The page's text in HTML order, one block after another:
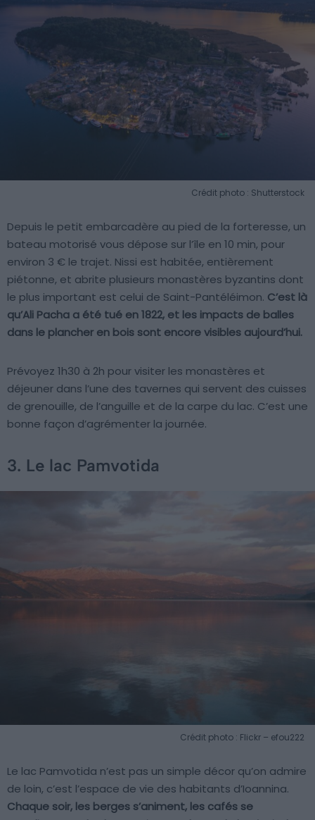
Crédit photo : Shutterstock
Depuis le petit embarcadère au pied de la forteresse, un
bateau motorisé vous dépose sur l’île en 10 min, pour
environ 3 € le trajet. Nissi est habitée, entièrement
piétonne, et abrite plusieurs monastères byzantins dont
le plus important est celui de Saint-Pantéléimon. C’est là
qu’Ali Pacha a été tué en 1822, et les impacts de balles
dans le plancher en bois sont encore visibles aujourd’hui.
Prévoyez 1h30 à 2h pour visiter les monastères et
déjeuner dans l’une des tavernes qui servent des cuisses
de grenouille, de l’anguille et de la carpe du lac. C’est une
bonne façon d’agrémenter la journée.
3. Le lac Pamvotida
Crédit photo : Flickr – efou222
Le lac Pamvotida n’est pas un simple décor qu’on admire
de loin, c’est l’espace de vie des habitants d’Ioannina.
Chaque soir, les berges s’animent, les cafés se